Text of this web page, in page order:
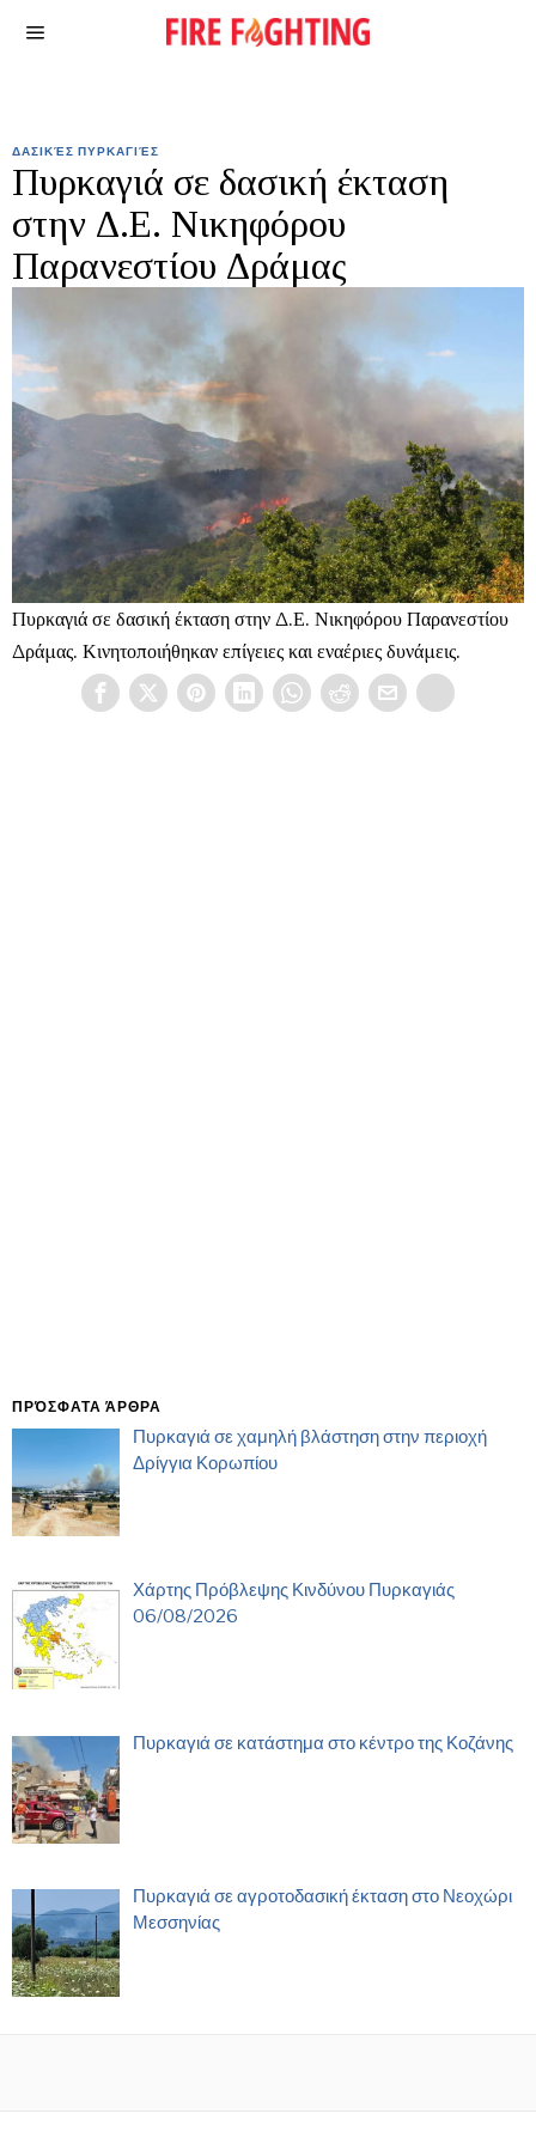
ΔΑΣΙΚΈΣ ΠΥΡΚΑΓΙΈΣ
Πυρκαγιά σε δασική έκταση
στην Δ.Ε. Νικηφόρου
Παρανεστίου Δράμας
Πυρκαγιά σε δασική έκταση στην Δ.Ε. Νικηφόρου Παρανεστίου
Δράμας. Κινητοποιήθηκαν επίγειες και εναέριες δυνάμεις.
ΠΡΌΣΦΑΤΑ ΆΡΘΡΑ
Πυρκαγιά σε χαμηλή βλάστηση στην περιοχή
Δρίγγια Κορωπίου
Χάρτης Πρόβλεψης Κινδύνου Πυρκαγιάς
06/08/2026
Πυρκαγιά σε κατάστημα στο κέντρο της Κοζάνης
Πυρκαγιά σε αγροτοδασική έκταση στο Νεοχώρι
Μεσσηνίας